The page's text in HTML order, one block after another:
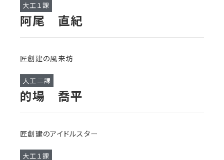
大工１課
阿尾 直紀
匠創建の風来坊
大工二課
的場 喬平
匠創建のアイドルスター
大工１課